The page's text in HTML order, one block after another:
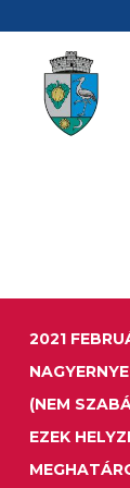
2021
(NEM
EZEK